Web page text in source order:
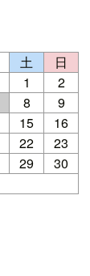
土
日
1
2
8
9
15
16
22
23
29
30